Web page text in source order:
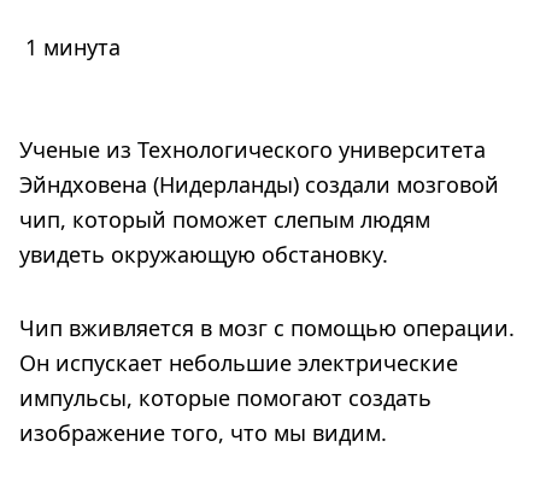
1 минута
Ученые из Технологического университета
Эйндховена (Нидерланды) создали мозговой
чип, который поможет слепым людям
увидеть окружающую обстановку.
Чип вживляется в мозг с помощью операции.
Он испускает небольшие электрические
импульсы, которые помогают создать
изображение того, что мы видим.